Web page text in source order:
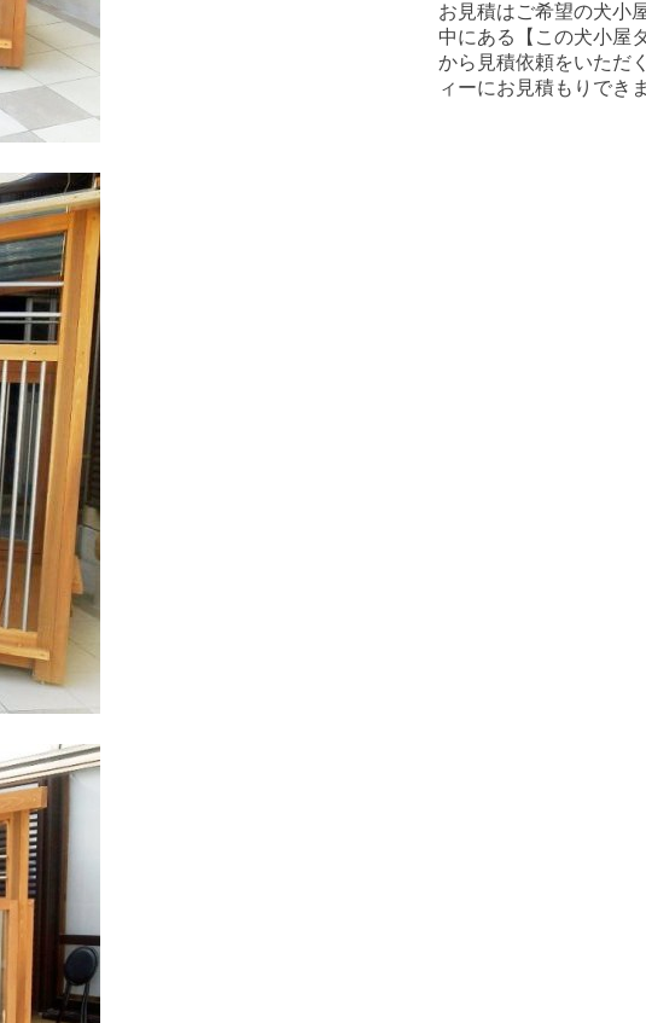
お見積はご希望の犬小
中にある【この犬小屋
から見積依頼をいただ
ィーにお見積もりでき